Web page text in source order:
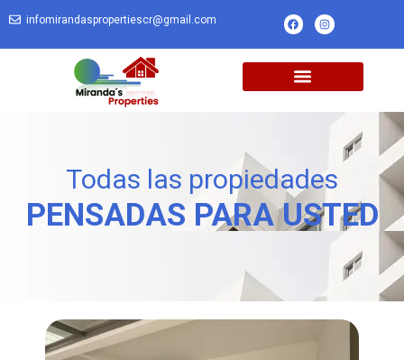
infomirandaspropertiescr@gmail.com
Todas las propiedades
PENSADAS PARA USTED